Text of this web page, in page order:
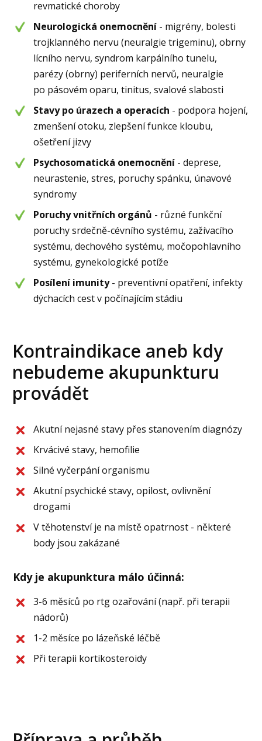
revmatické choroby
Neurologická onemocnění - migrény, bolesti
trojklanného nervu (neuralgie trigeminu), obrny
lícního nervu, syndrom karpálního tunelu,
parézy (obrny) periferních nervů, neuralgie
po pásovém oparu, tinitus, svalové slabosti
Stavy po úrazech a operacích - podpora hojení,
zmenšení otoku, zlepšení funkce kloubu,
ošetření jizvy
Psychosomatická onemocnění - deprese,
neurastenie, stres, poruchy spánku, únavové
syndromy
Poruchy vnitřních orgánů - různé funkční
poruchy srdečně-cévního systému, zažívacího
systému, dechového systému, močopohlavního
systému, gynekologické potíže
Posílení imunity- preventivní opatření, infekty
dýchacích cest v počínajícím stádiu
Kontraindikace aneb kdy
nebudeme akupunkturu
provádět
Akutní nejasné stavy přes stanovením diagnózy
Krvácivé stavy, hemofilie
Silné vyčerpání organismu
Akutní psychické stavy, opilost, ovlivnění
drogami
V těhotenství je na místě opatrnost - některé
body jsou zakázané
Kdy je akupunktura málo účinná:
3-6 měsíců po rtg ozařování (např. při terapii
nádorů)
1-2 měsíce po lázeňské léčbě
Při terapii kortikosteroidy